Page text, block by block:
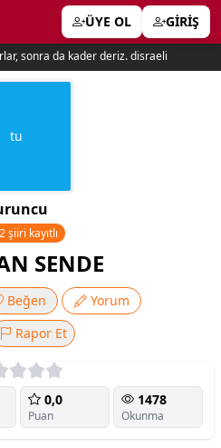
ÜYE OL GİRİŞ
sonra da kader deriz. disraeli
tu
şiiri kayıtlı
SENDE
Beğen
Yorum
Rapor Et
0,0
Puan
1478
Okunma